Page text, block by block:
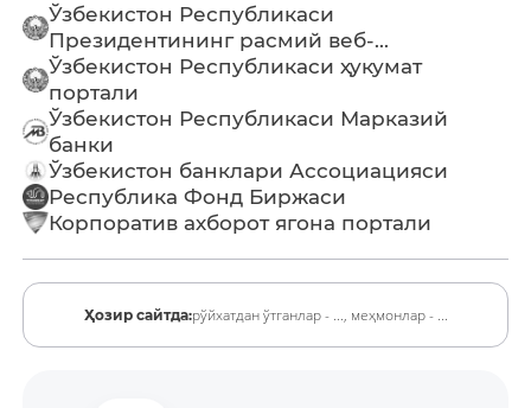
Ўзбекистон Республикаси
Президентининг расмий веб-...
Ўзбекистон Республикаси ҳукумат
портали
Ўзбекистон Республикаси Марказий
банки
Ўзбекистон банклари Ассоциацияси
Республика Фонд Биржаси
Корпоратив ахборот ягона портали
Ҳозир сайтда:рўйхатдан ўтганлар - ..., меҳмонлар - ...